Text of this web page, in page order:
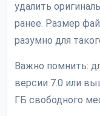
удалить
ранее. Размер
разумно для
Важно помнить:
версии 7.0 или
ГБ свободного